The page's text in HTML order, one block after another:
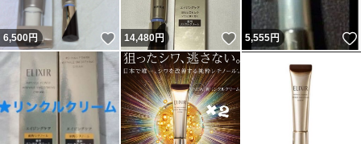
6,500円 いいね！
14,480円 いいね！
5,555円